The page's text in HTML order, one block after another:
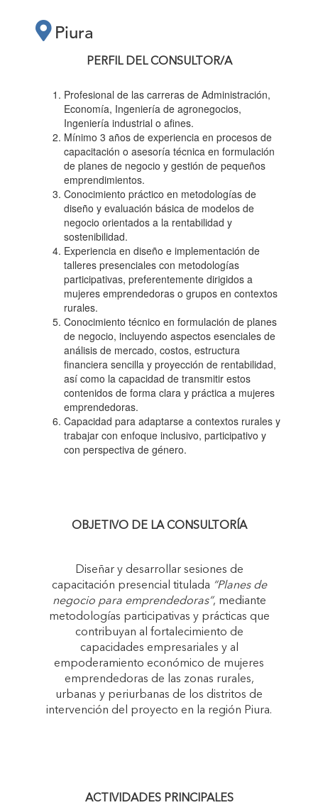
“PLANES DE
NEGOCIO PARA
EMPRENDEDORAS”"
Piura
PERFIL DEL CONSULTOR/A
Profesional de las carreras de Administración,
Economía, Ingeniería de agronegocios,
Ingeniería industrial o afines.
Mínimo 3 años de experiencia en procesos de
capacitación o asesoría técnica en formulación
de planes de negocio y gestión de pequeños
emprendimientos.
Conocimiento práctico en metodologías de
diseño y evaluación básica de modelos de
negocio orientados a la rentabilidad y
sostenibilidad.
Experiencia en diseño e implementación de
talleres presenciales con metodologías
participativas, preferentemente dirigidos a
mujeres emprendedoras o grupos en contextos
rurales.
Conocimiento técnico en formulación de planes
de negocio, incluyendo aspectos esenciales de
análisis de mercado, costos, estructura
financiera sencilla y proyección de rentabilidad,
así como la capacidad de transmitir estos
contenidos de forma clara y práctica a mujeres
emprendedoras.
Capacidad para adaptarse a contextos rurales y
trabajar con enfoque inclusivo, participativo y
con perspectiva de género.
OBJETIVO DE LA CONSULTORÍA
Diseñar y desarrollar sesiones de
capacitación presencial titulada “Planes de
negocio para emprendedoras”, mediante
metodologías participativas y prácticas que
contribuyan al fortalecimiento de
capacidades empresariales y al
empoderamiento económico de mujeres
emprendedoras de las zonas rurales,
urbanas y periurbanas de los distritos de
intervención del proyecto en la región Piura.
ACTIVIDADES PRINCIPALES